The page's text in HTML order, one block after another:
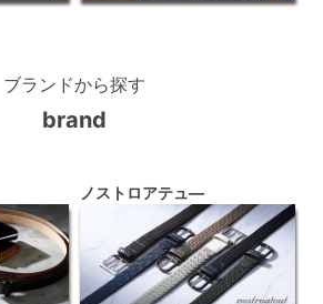
ブランドから探す
brand
ノストロアテュ―